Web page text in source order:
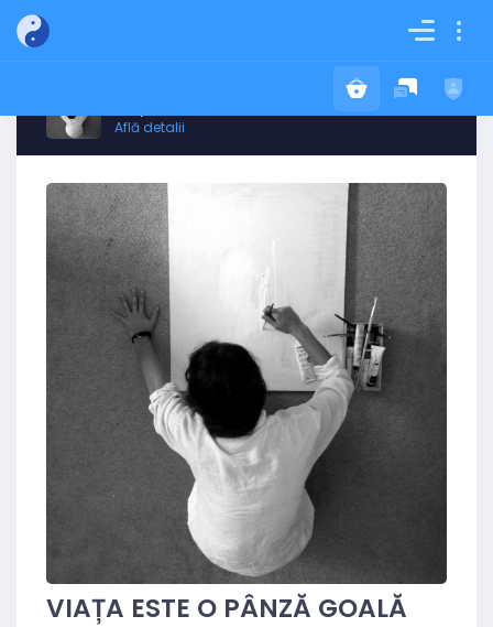
Obține ACUM Cartea Destinului Tău!
Află detalii
VIAȚA ESTE O PÂNZĂ GOALĂ